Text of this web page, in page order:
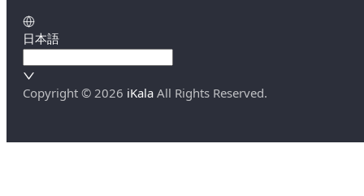
日本語
Copyright © 2026 iKala All Rights Reserved.